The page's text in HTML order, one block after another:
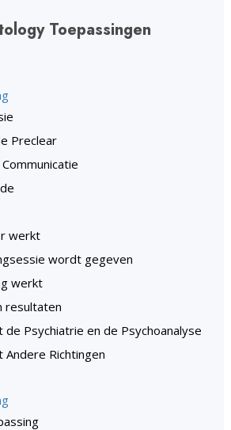
Toepassingen
Preclear
werkt
wordt gegeven
werkt
resultaten
de Psychiatrie en de Psychoanalyse
Andere Richtingen